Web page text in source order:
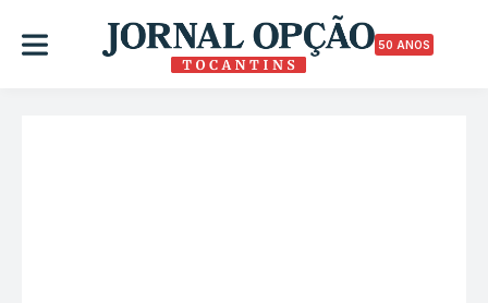
50 ANOS